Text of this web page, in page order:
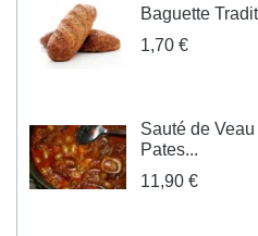
Baguette
1,70 €
Sauté de
Pates...
11,90 €